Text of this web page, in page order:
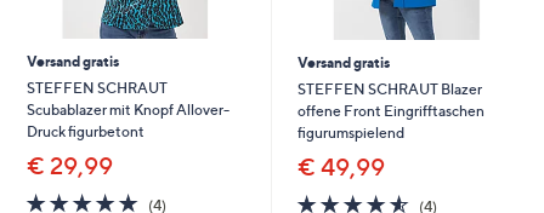
anzuzeigen.
Versand gratis
STEFFEN SCHRAUT
Scubablazer mit Knopf Allover-
Druck figurbetont
€ 29,99
4.8
(4)4
Versand gratis
STEFFEN SCHRAUT Blazer
offene Front Eingrifftaschen
figurumspielend
€ 49,99
4.5
(4)4